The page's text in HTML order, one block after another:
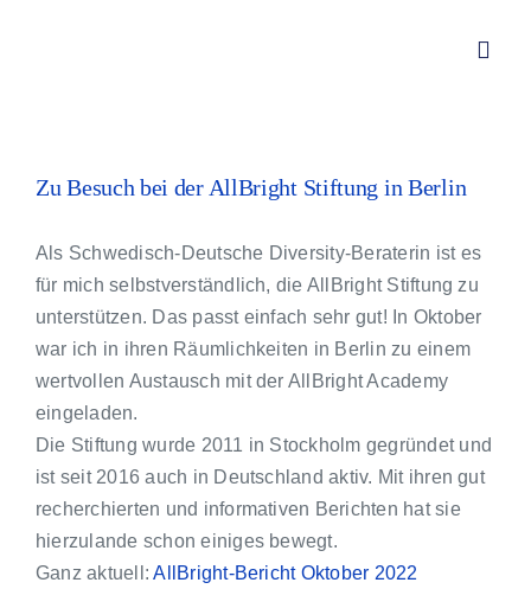
Aktuelles
Kundenstimmen
Kontakt
Zu Besuch bei der AllBright Stiftung in Berlin
Als Schwedisch-Deutsche Diversity-Beraterin ist es
für mich selbstverständlich, die AllBright Stiftung zu
unterstützen. Das passt einfach sehr gut! In Oktober
war ich in ihren Räumlichkeiten in Berlin zu einem
wertvollen Austausch mit der AllBright Academy
eingeladen.
Die Stiftung wurde 2011 in Stockholm gegründet und
ist seit 2016 auch in Deutschland aktiv. Mit ihren gut
recherchierten und informativen Berichten hat sie
hierzulande schon einiges bewegt.
Ganz aktuell:AllBright-Bericht Oktober 2022